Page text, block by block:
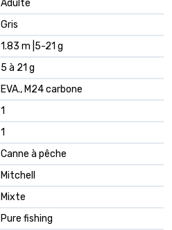
‎Adulte
‎Gris
‎1.83 m |5-21 g
‎5 à 21 g
‎EVA., M24 carbone
‎1
‎1
‎Canne à pêche
‎Mitchell
‎Mixte
‎Pure fishing